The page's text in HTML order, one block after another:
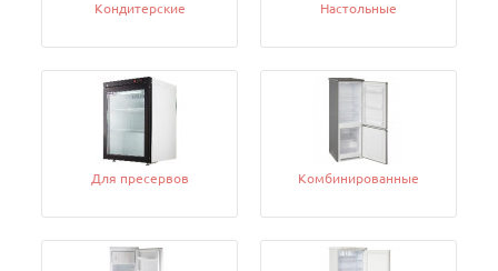
Кондитерские Настольные
Для пресервов Комбинированные